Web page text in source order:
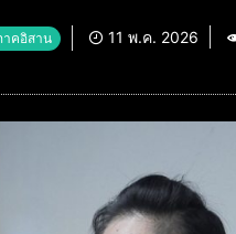
าคอิสาน 11 พ.ค. 2026